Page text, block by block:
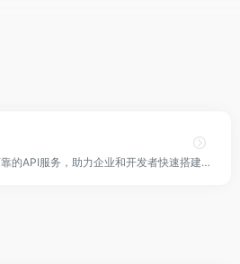
提供安全、灵活、可靠的API服务，助力企业和开发者快速搭建AI应用！